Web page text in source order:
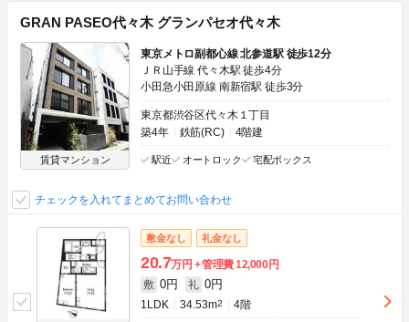
GRAN PASEO代々木 グランパセオ代々木
賃貸マンション
東京メトロ副都心線 北参道駅 徒歩12分
ＪＲ山手線 代々木駅 徒歩4分
小田急小田原線 南新宿駅 徒歩3分
東京都渋谷区代々木１丁目
築4年
鉄筋(RC) 4階建
駅近 オートロック 宅配ボックス
チェックを入れてまとめてお問い合わせ
敷金なし 礼金なし
20.7万円 管理費12,000円
敷 0円 礼 0円
1LDK 34.53m2 4階